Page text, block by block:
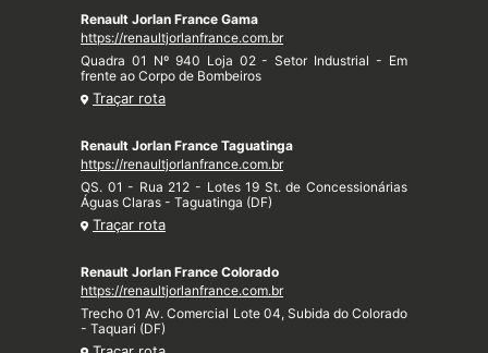
Renault Jorlan France Gama
https://renaultjorlanfrance.com.br
Quadra 01 Nº 940 Loja 02 - Setor Industrial - Em
frente ao Corpo de Bombeiros
Traçar rota
Renault Jorlan France Taguatinga
https://renaultjorlanfrance.com.br
QS. 01 - Rua 212 - Lotes 19 St. de Concessionárias
Águas Claras - Taguatinga (DF)
Traçar rota
Renault Jorlan France Colorado
https://renaultjorlanfrance.com.br
Trecho 01 Av. Comercial Lote 04, Subida do Colorado
- Taquari (DF)